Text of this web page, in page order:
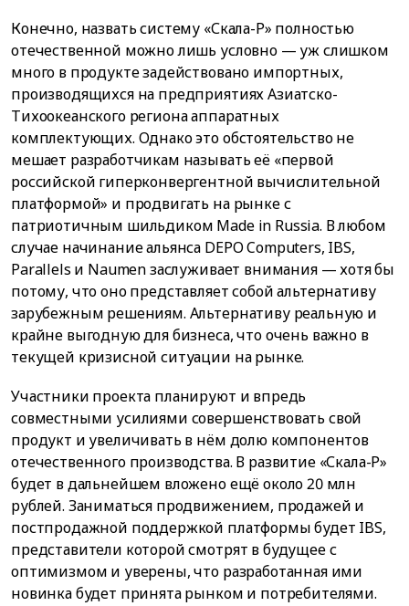
Конечно, назвать систему «Скала-Р» полностью
отечественной можно лишь условно — уж слишком
много в продукте задействовано импортных,
производящихся на предприятиях Азиатско-
Тихоокеанского региона аппаратных
комплектующих. Однако это обстоятельство не
мешает разработчикам называть её «первой
российской гиперконвергентной вычислительной
платформой» и продвигать на рынке с
патриотичным шильдиком Made in Russia. В любом
случае начинание альянса DEPO Computers, IBS,
Parallels и Naumen заслуживает внимания — хотя бы
потому, что оно представляет собой альтернативу
зарубежным решениям. Альтернативу реальную и
крайне выгодную для бизнеса, что очень важно в
текущей кризисной ситуации на рынке.
Участники проекта планируют и впредь
совместными усилиями совершенствовать свой
продукт и увеличивать в нём долю компонентов
отечественного производства. В развитие «Скала-Р»
будет в дальнейшем вложено ещё около 20 млн
рублей. Заниматься продвижением, продажей и
постпродажной поддержкой платформы будет IBS,
представители которой смотрят в будущее с
оптимизмом и уверены, что разработанная ими
новинка будет принята рынком и потребителями.